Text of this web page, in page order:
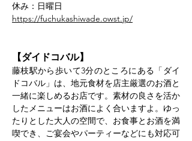
休み：日曜日
https://fuchukashiwade.owst.jp/
【ダイドコバル】
藤枝駅から歩いて3分のところにある「ダイ
ドコバル」は、地元食材を店主厳選のお酒と
一緒に楽しめるお店です。素材の良さを活か
したメニューはお酒によく合いますよ。ゆっ
たりとした大人の空間で、お食事とお酒を満
喫でき、ご宴会やパーティーなどにも対応可